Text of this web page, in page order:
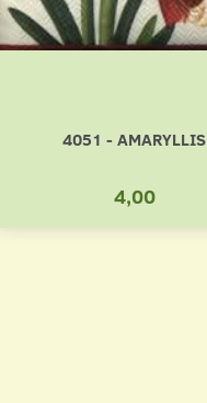
4051 - AMARYLLIS
4,00